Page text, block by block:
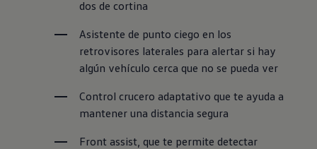
dos de cortina
Asistente de punto ciego en los
retrovisores laterales para alertar si hay
algún vehículo cerca que no se pueda ver
Control crucero adaptativo que te ayuda a
mantener una distancia segura
Front assist, que te permite detectar